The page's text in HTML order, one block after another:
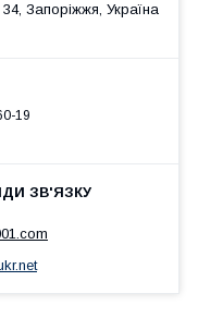
Запоріжжя, Україна
19